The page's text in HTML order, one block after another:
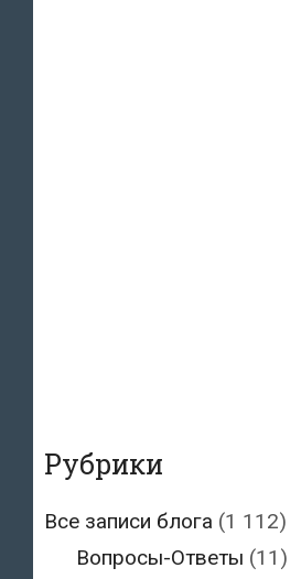
Рубрики
Все записи блога (1 112)
Вопросы-Ответы (11)